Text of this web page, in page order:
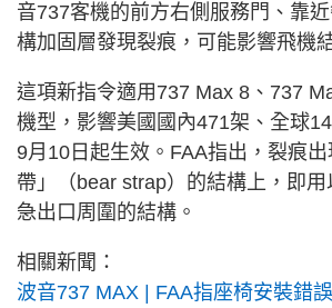
音737客機的前方右側服務門、靠
構加固層發現裂痕，可能影響飛機
這項新指令適用737 Max 8、737
機型，影響美國國內471架、全球
9月10日起生效。FAA指出，裂痕
帶」（bear strap）的結構上，即
急出口周圍的結構。
相關新聞：
波音737 MAX | FAA指座椅安裝錯